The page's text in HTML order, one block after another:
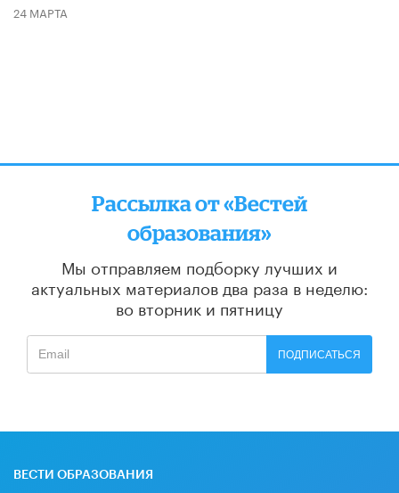
24 МАРТА
Рассылка от «Вестей
образования»
Мы отправляем подборку лучших и
актуальных материалов два раза в неделю:
во вторник и пятницу
ПОДПИСАТЬСЯ
ВЕСТИ ОБРАЗОВАНИЯ